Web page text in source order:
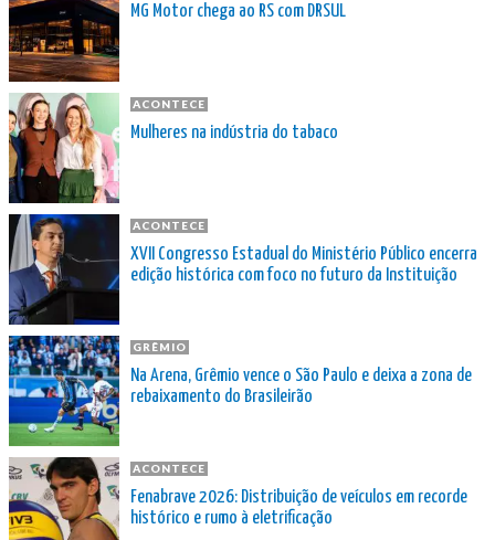
MG Motor chega ao RS com DRSUL
ACONTECE
Mulheres na indústria do tabaco
ACONTECE
XVII Congresso Estadual do Ministério Público encerra
edição histórica com foco no futuro da Instituição
GRÊMIO
Na Arena, Grêmio vence o São Paulo e deixa a zona de
rebaixamento do Brasileirão
ACONTECE
Fenabrave 2026: Distribuição de veículos em recorde
histórico e rumo à eletrificação